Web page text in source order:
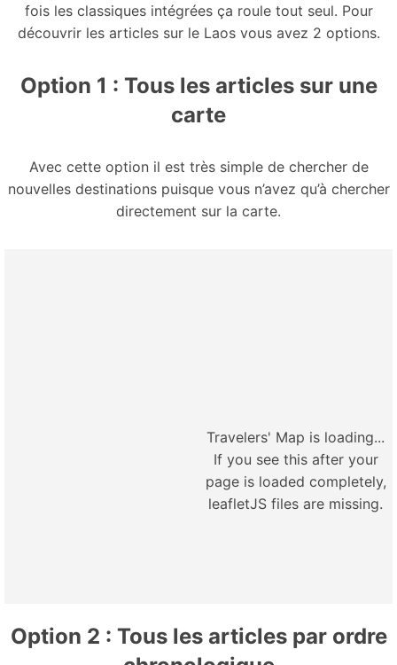
fois les classiques intégrées ça roule tout seul. Pour
découvrir les articles sur le Laos vous avez 2 options.
Option 1 : Tous les articles sur une
carte
Avec cette option il est très simple de chercher de
nouvelles destinations puisque vous n’avez qu’à chercher
directement sur la carte.
Travelers' Map is loading...
If you see this after your
page is loaded completely,
leafletJS files are missing.
Option 2 : Tous les articles par ordre